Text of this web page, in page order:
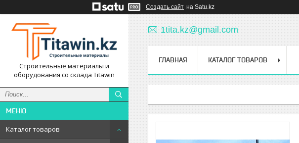
Создать сайт на Satu.kz
Строительные материалы и
оборудования со склада Titawin
Каталог товаров
1tita.kz@gmail.com
ГЛАВНАЯ КАТАЛОГ ТОВАРОВ